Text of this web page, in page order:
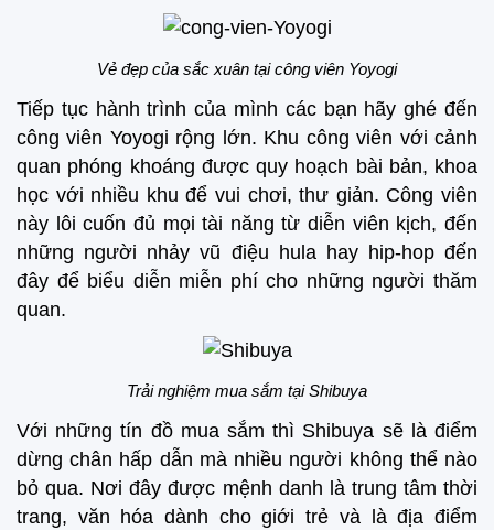
Vẻ đẹp của sắc xuân tại công viên Yoyogi
Tiếp tục hành trình của mình các bạn hãy ghé đến
công viên Yoyogi rộng lớn. Khu công viên với cảnh
quan phóng khoáng được quy hoạch bài bản, khoa
học với nhiều khu để vui chơi, thư giản. Công viên
này lôi cuốn đủ mọi tài năng từ diễn viên kịch, đến
những người nhảy vũ điệu hula hay hip-hop đến
đây để biểu diễn miễn phí cho những người thăm
quan.
Trải nghiệm mua sắm tại Shibuya
Với những tín đồ mua sắm thì Shibuya sẽ là điểm
dừng chân hấp dẫn mà nhiều người không thể nào
bỏ qua. Nơi đây được mệnh danh là trung tâm thời
trang, văn hóa dành cho giới trẻ và là địa điểm